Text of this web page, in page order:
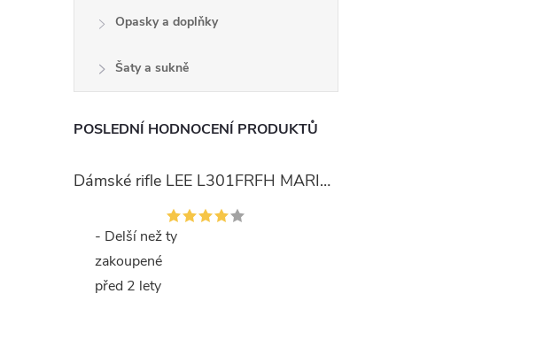
Opasky a doplňky
Šaty a sukně
POSLEDNÍ HODNOCENÍ PRODUKTŮ
Dámské rifle LEE L301FRFH MARION STRAIGHT RINSE
- Delší než ty
zakoupené
před 2 lety